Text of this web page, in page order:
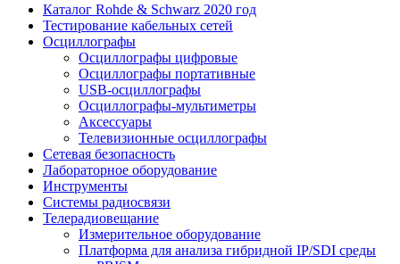
Каталог Rohde & Schwarz 2020 год
Тестирование кабельных сетей
Осциллографы
Осциллографы цифровые
Осциллографы портативные
USB-осциллографы
Осциллографы-мультиметры
Аксессуары
Телевизионные осциллографы
Сетевая безопасность
Лабораторное оборудование
Инструменты
Системы радиосвязи
Телерадиовещание
Измерительное оборудование
Платформа для анализа гибридной IP/SDI среды